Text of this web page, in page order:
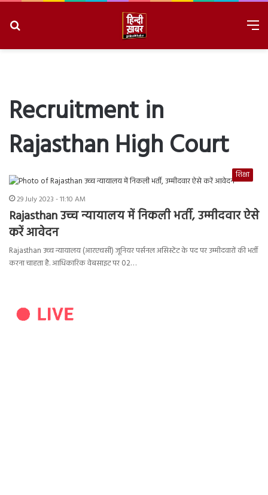
Recruitment in
Rajasthan High Court
शिक्षा
29 July 2023 - 11:10 AM
Rajasthan उच्च न्यायालय में निकली भर्ती, उम्मीदवार ऐसे
करें आवेदन
Rajasthan उच्च न्यायालय (आरएचसी) जूनियर पर्सनल असिस्टेंट के पद पर उम्मीदवारों की भर्ती
करना चाहता है. आधिकारिक वेबसाइट पर 02…